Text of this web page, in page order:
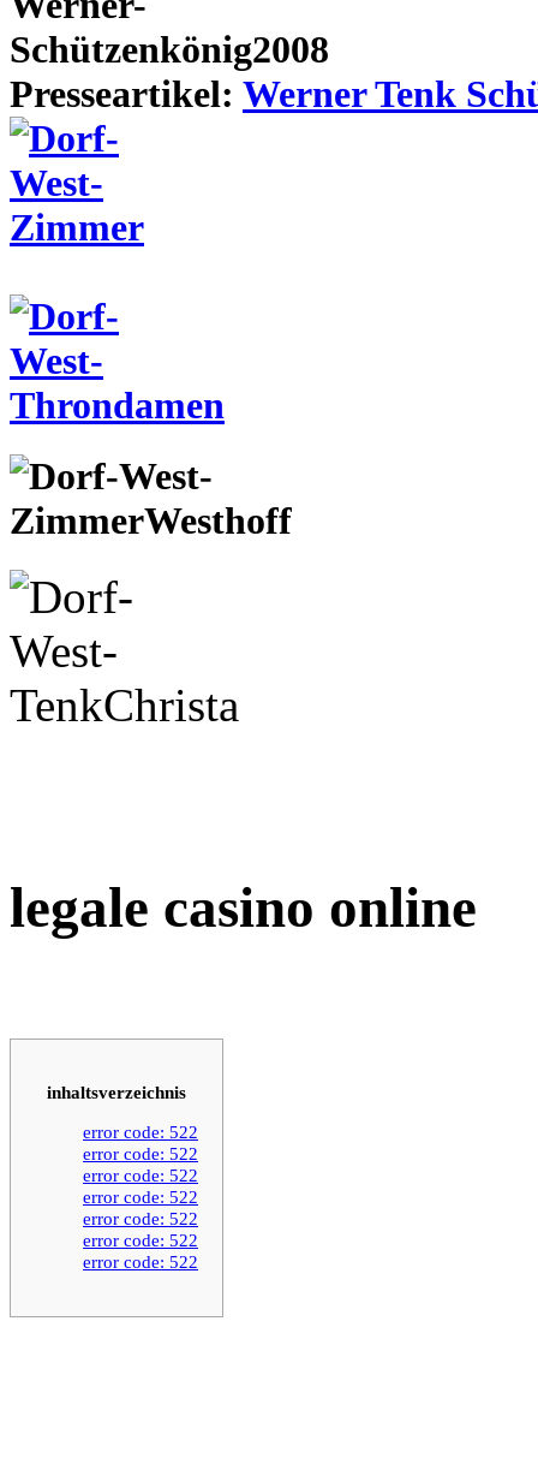
Presseartikel: Werner Tenk
legale casino online
inhaltsverzeichnis
error code: 522
error code: 522
error code: 522
error code: 522
error code: 522
error code: 522
error code: 522